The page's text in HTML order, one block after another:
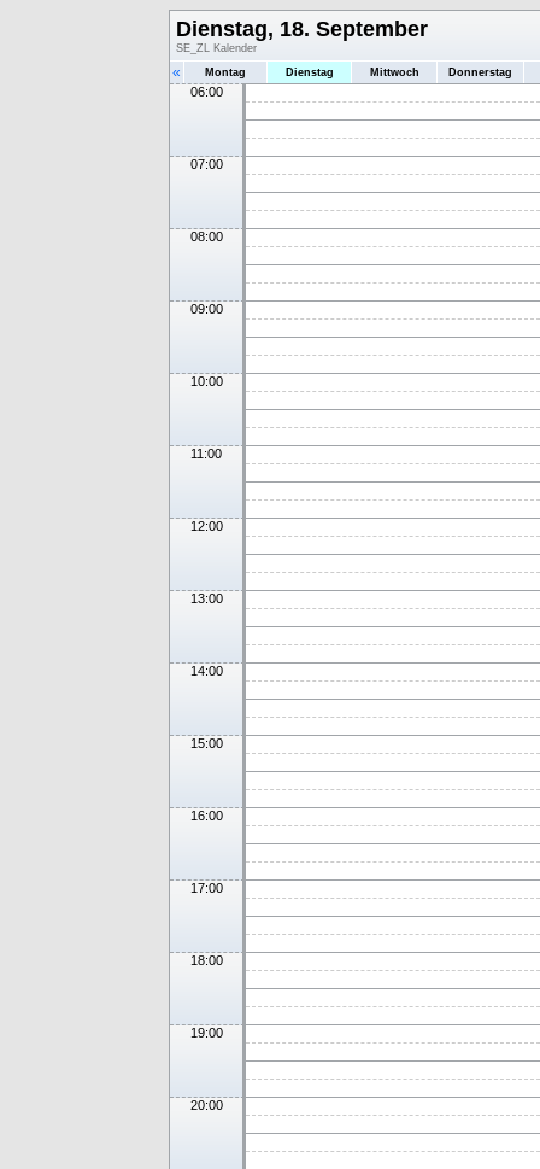
Dienstag, 18. September
SE_ZL Kalender
« Montag Dienstag Mittwoch Donnerstag
06:00
07:00
08:00
09:00
10:00
11:00
12:00
13:00
14:00
15:00
16:00
17:00
18:00
19:00
20:00